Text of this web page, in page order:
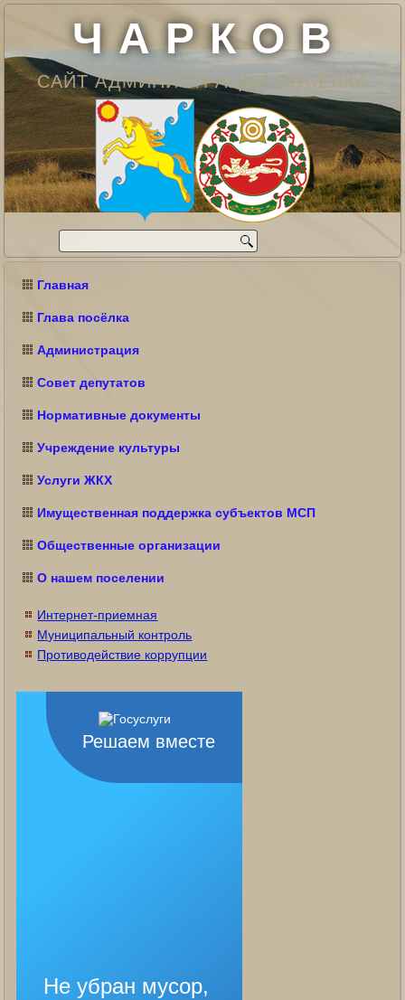
Ч А Р К О В
САЙТ АДМИНИСТРАЦИИ ПОСЁЛКА
Главная
Глава посёлка
Администрация
Совет депутатов
Нормативные документы
Учреждение культуры
Услуги ЖКХ
Имущественная поддержка субъектов МСП
Общественные организации
О нашем поселении
Интернет-приемная
Муниципальный контроль
Противодействие коррупции
Решаем вместе
Не убран мусор,